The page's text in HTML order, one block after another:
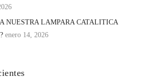
NUESTRA LAMPARA CATALITICA
enero 14, 2026